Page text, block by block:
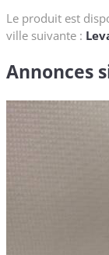
Le produit est
ville suivante :
Annonces